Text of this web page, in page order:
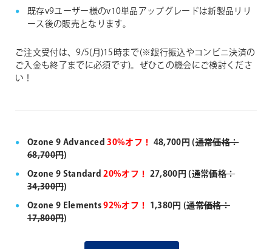
既存v9ユーザー様のv10単品アップグレードは新製品リリ
ース後の販売となります。
ご注文受付は、9/5(月)15時まで(※銀行振込やコンビニ決済の
ご入金も終了までに必須です)。ぜひこの機会にご検討くださ
い！
Ozone 9 Advanced30%オフ！ 48,700円 (通常価格：
68,700円)
Ozone 9 Standard20%オフ！ 27,800円 (通常価格：
34,300円)
Ozone 9 Elements92%オフ！ 1,380円 (通常価格：
17,800円)